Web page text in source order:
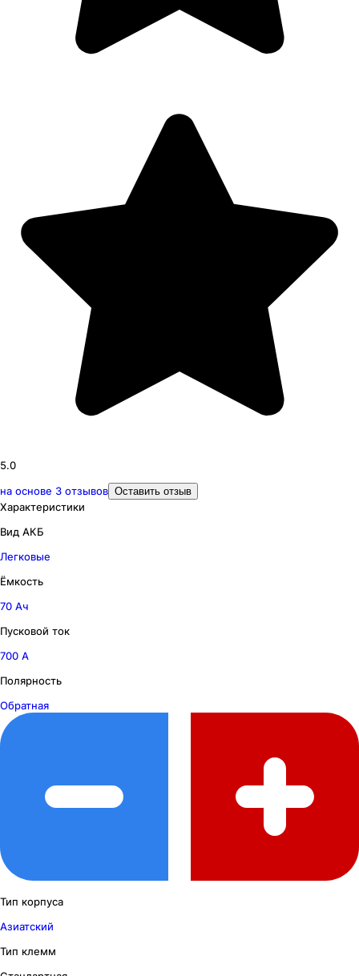
5.0
на основе 3 отзывов Оставить отзыв
Характеристики
Вид АКБ
Легковые
Ёмкость
70 Ач
Пусковой ток
700 А
Полярность
Обратная
Тип корпуса
Азиатский
Тип клемм